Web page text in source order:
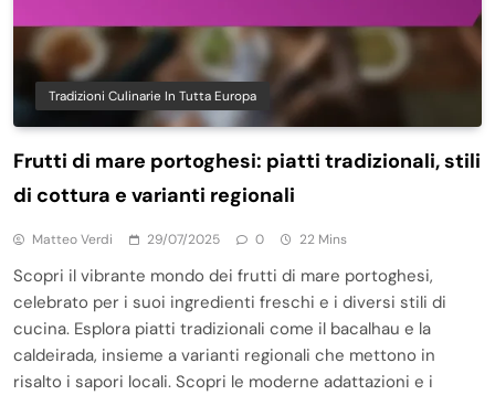
Tradizioni Culinarie In Tutta Europa
Frutti di mare portoghesi: piatti tradizionali, stili
di cottura e varianti regionali
Matteo Verdi 29/07/2025 0 22 Mins
Scopri il vibrante mondo dei frutti di mare portoghesi,
celebrato per i suoi ingredienti freschi e i diversi stili di
cucina. Esplora piatti tradizionali come il bacalhau e la
caldeirada, insieme a varianti regionali che mettono in
risalto i sapori locali. Scopri le moderne adattazioni e i